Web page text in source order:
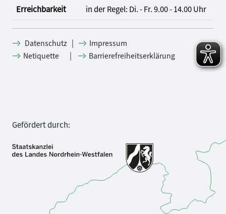
Erreichbarkeit
in der Regel: Di. - Fr. 9.00 - 14.00 Uhr
Datenschutz |
Impressum
Netiquette
| Barrierefreiheitserklärung
Gefördert durch: